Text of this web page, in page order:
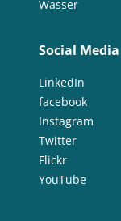
Wasser
Social Media
LinkedIn
facebook
Instagram
Twitter
Flickr
YouTube